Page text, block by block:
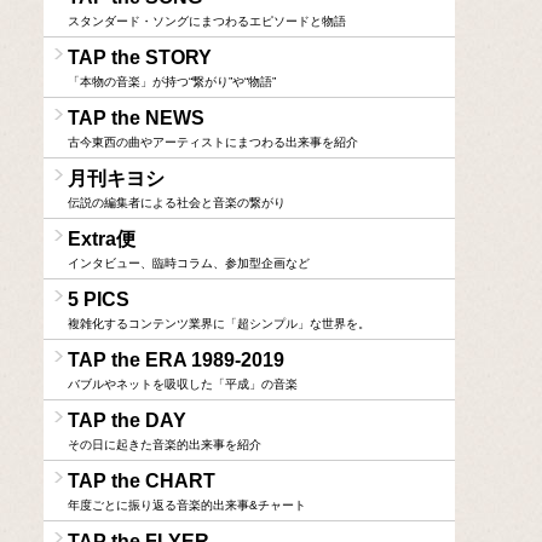
スタンダード・ソングにまつわるエピソードと物語
TAP the STORY
「本物の音楽」が持つ“繋がり”や“物語”
TAP the NEWS
古今東西の曲やアーティストにまつわる出来事を紹介
月刊キヨシ
伝説の編集者による社会と音楽の繋がり
Extra便
インタビュー、臨時コラム、参加型企画など
5 PICS
複雑化するコンテンツ業界に「超シンプル」な世界を。
TAP the ERA 1989-2019
バブルやネットを吸収した「平成」の音楽
TAP the DAY
その日に起きた音楽的出来事を紹介
TAP the CHART
年度ごとに振り返る音楽的出来事&チャート